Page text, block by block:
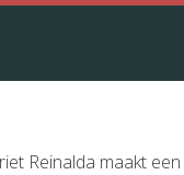
Reinalda maakt